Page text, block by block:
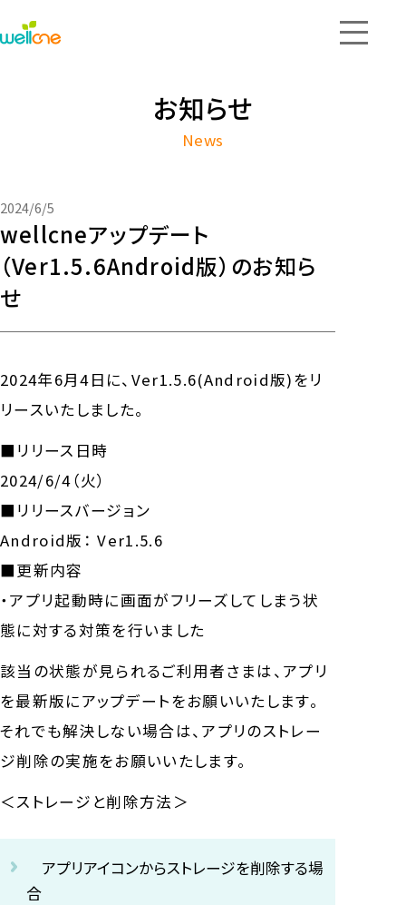
導入実績
お知らせ
サービス導入
アプリご利用者さま
その他
会社情報
お知らせ
News
2024/6/5
wellcneアップデート
（Ver1.5.6Android版）のお知ら
せ
2024年6月4日に、Ver1.5.6(Android版)をリ
リースいたしました。
■リリース日時
2024/6/4（火）
■リリースバージョン
Android版： Ver1.5.6
■更新内容
・アプリ起動時に画面がフリーズしてしまう状
態に対する対策を行いました
該当の状態が見られるご利用者さまは、アプリ
を最新版にアップデートをお願いいたします。
それでも解決しない場合は、アプリのストレー
ジ削除の実施をお願いいたします。
＜ストレージと削除方法＞
アプリアイコンからストレージを削除する場
合